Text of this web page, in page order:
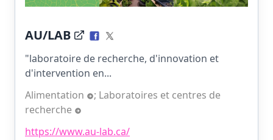
AU/LAB
"laboratoire de recherche, d'innovation et
d'intervention en...
Alimentation
; Laboratoires et centres de
recherche
https://www.au-lab.ca/